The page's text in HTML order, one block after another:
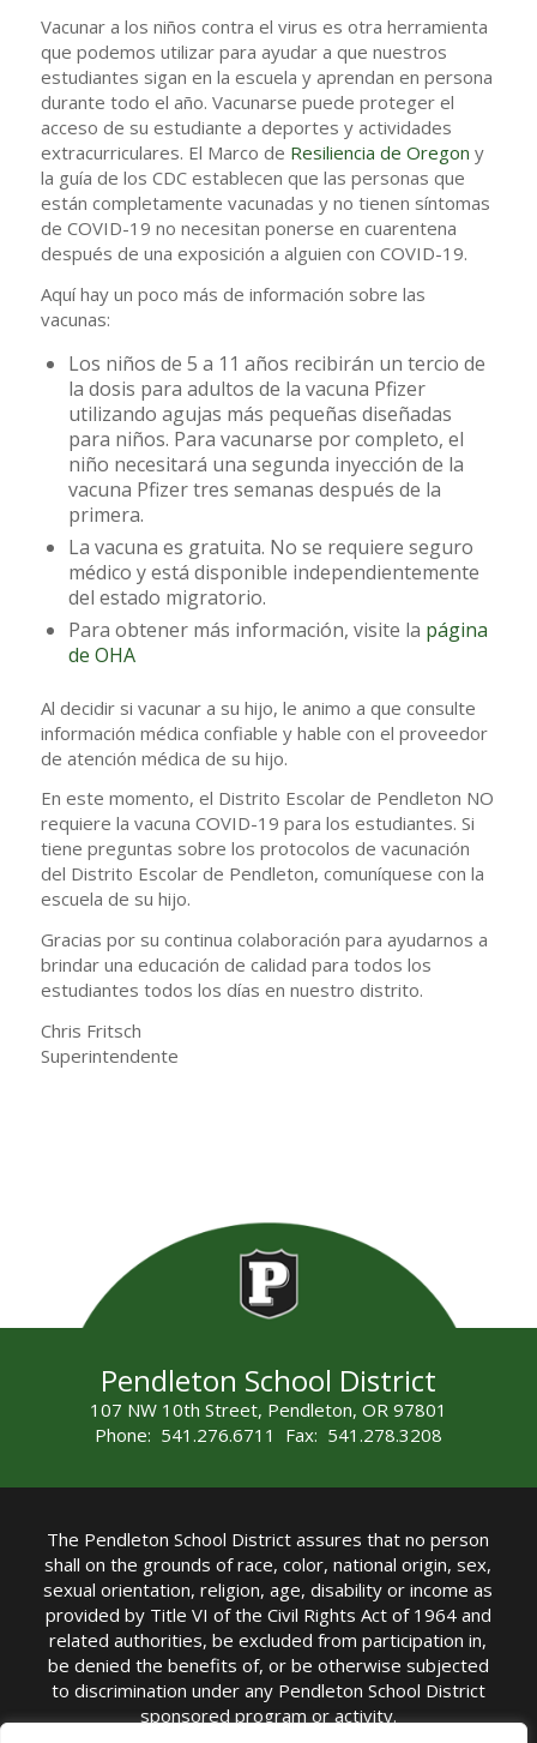
Vacunar a los niños contra el virus es otra herramienta
que podemos utilizar para ayudar a que nuestros
estudiantes sigan en la escuela y aprendan en persona
durante todo el año. Vacunarse puede proteger el
acceso de su estudiante a deportes y actividades
extracurriculares. El Marco de Resiliencia de Oregon y
la guía de los CDC establecen que las personas que
están completamente vacunadas y no tienen síntomas
de COVID-19 no necesitan ponerse en cuarentena
después de una exposición a alguien con COVID-19.
Aquí hay un poco más de información sobre las
vacunas:
Los niños de 5 a 11 años recibirán un tercio de
la dosis para adultos de la vacuna Pfizer
utilizando agujas más pequeñas diseñadas
para niños. Para vacunarse por completo, el
niño necesitará una segunda inyección de la
vacuna Pfizer tres semanas después de la
primera.
La vacuna es gratuita. No se requiere seguro
médico y está disponible independientemente
del estado migratorio.
Para obtener más información, visite la página
de OHA
Al decidir si vacunar a su hijo, le animo a que consulte
información médica confiable y hable con el proveedor
de atención médica de su hijo.
En este momento, el Distrito Escolar de Pendleton NO
requiere la vacuna COVID-19 para los estudiantes. Si
tiene preguntas sobre los protocolos de vacunación
del Distrito Escolar de Pendleton, comuníquese con la
escuela de su hijo.
Gracias por su continua colaboración para ayudarnos a
brindar una educación de calidad para todos los
estudiantes todos los días en nuestro distrito.
Chris Fritsch
Superintendente
Pendleton School District
107 NW 10th Street, Pendleton, OR 97801
Phone: 541.276.6711 Fax: 541.278.3208
The Pendleton School District assures that no person
shall on the grounds of race, color, national origin, sex,
sexual orientation, religion, age, disability or income as
provided by Title VI of the Civil Rights Act of 1964 and
related authorities, be excluded from participation in,
be denied the benefits of, or be otherwise subjected
to discrimination under any Pendleton School District
sponsored program or activity.